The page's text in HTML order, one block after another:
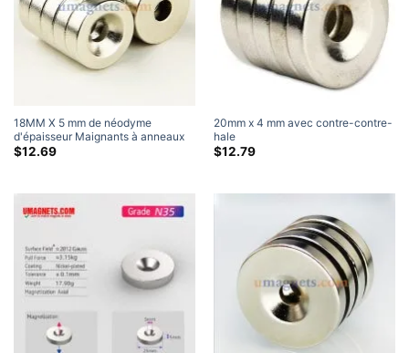
18MM X 5 mm de néodyme
d'épaisseur Maignants à anneaux
de la terre rare avec un trou contre
$12.69
20mm x 4 mm avec contre-contre-
hale
$12.79